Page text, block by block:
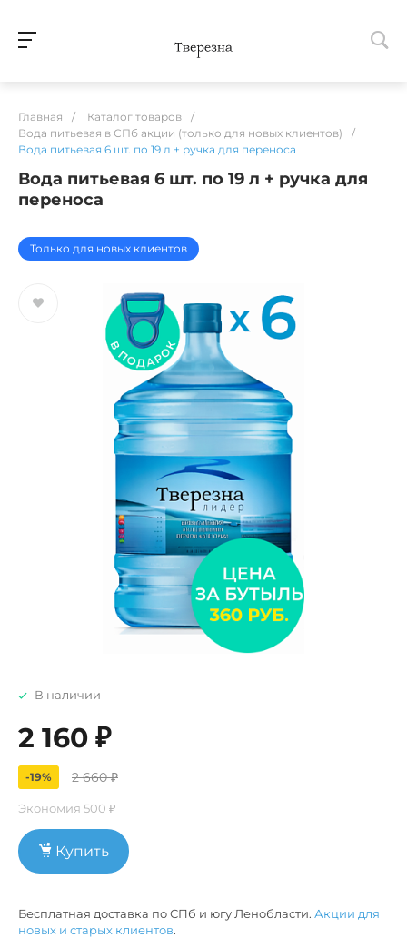
Главная / Каталог товаров
/
Вода питьевая в СПб акции (только для новых клиентов)
/
Вода питьевая 6 шт. по 19 л + ручка для переноса
Вода питьевая 6 шт. по 19 л + ручка для
переноса
Только для новых клиентов
В наличии
2 160 ₽
-19% 2 660 ₽
Экономия 500 ₽
Купить
Бесплатная доставка по СПб и югу Ленобласти. Акции для
новых и старых клиентов.